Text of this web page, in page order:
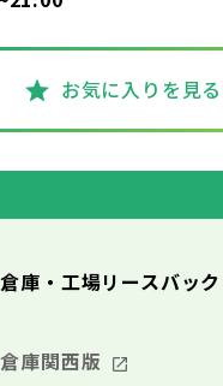
お気に入りを見る
倉庫・工場リースバッ
庫関西版